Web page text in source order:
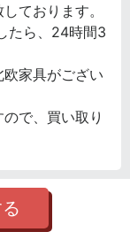
ております。
たら、24時間3
家具がござい
で、買い取り